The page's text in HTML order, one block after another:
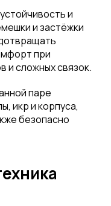
и
и застёжки
при
и сложных связок.
паре
икр и корпуса,
безопасно